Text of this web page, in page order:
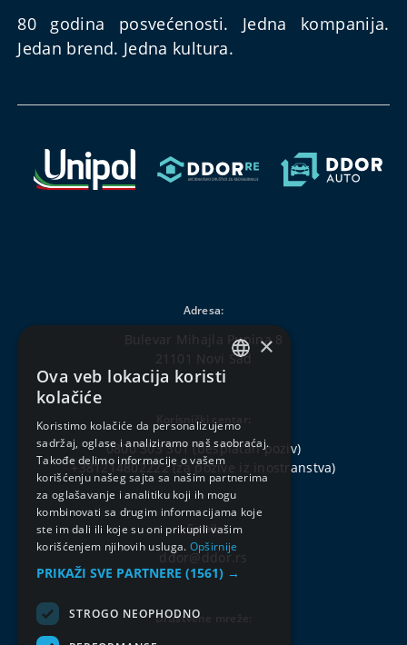
80 godina posvećenosti. Jedna kompanija.
Jedan brend. Jedna kultura.
Adresa:
Bulevar Mihajla Pupina 8
21101 Novi Sad
Korisnički centar:
0800 303 301 (besplatan poziv)
+381214802222(za pozive iz inostranstva)
Email:
ddor@ddor.rs
Društvene mreže:
×
Ova veb lokacija koristi
kolačiće
Koristimo kolačiće da personalizujemo
sadržaj, oglase i analiziramo naš saobraćaj.
Takođe delimo informacije o vašem
korišćenju našeg sajta sa našim partnerima
za oglašavanje i analitiku koji ih mogu
kombinovati sa drugim informacijama koje
ste im dali ili koje su oni prikupili vašim
korišćenjem njihovih usluga. Opširnije
PRIKAŽI SVE PARTNERE (1561) →
STROGO NEOPHODNO